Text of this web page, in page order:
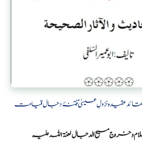
عقیدہ نزولِ عیسیٰؑفتنۂ دجالقیامت
و خروج مسیح الدجال لعنۃ اللہ علیہ